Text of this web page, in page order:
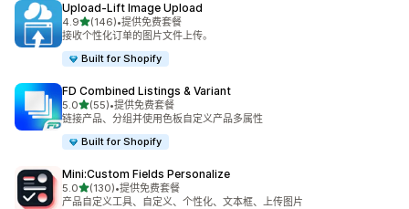
Upload‑Lift Image Upload
4.9星（满分 5 星）
(146)
总共 146 条评论
•提供免费套餐
接收个性化订单的图片文件上传。
Built for Shopify
FD Combined Listings & Variant
5.0星（满分 5 星）
(55)
总共 55 条评论
•提供免费套餐
链接产品、分组并使用色板自定义产品多属性
Built for Shopify
Mini:Custom Fields Personalize
5.0星（满分 5 星）
(130)
总共 130 条评论
•提供免费套餐
产品自定义工具、自定义、个性化、文本框、上传图片